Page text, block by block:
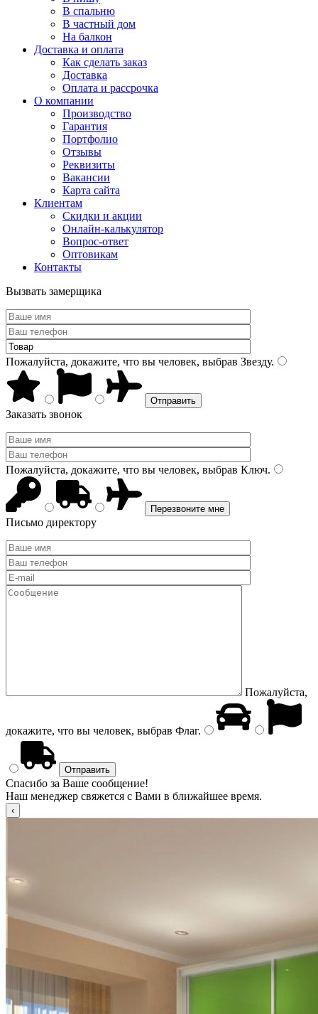
В спальню
В частный дом
На балкон
Доставка и оплата
Как сделать заказ
Доставка
Оплата и рассрочка
О компании
Производство
Гарантия
Портфолио
Отзывы
Реквизиты
Вакансии
Карта сайта
Клиентам
Скидки и акции
Онлайн-калькулятор
Вопрос-ответ
Оптовикам
Контакты
Вызвать замерщика
Пожалуйста, докажите, что вы человек, выбрав Звезду.
Заказать звонок
Пожалуйста, докажите, что вы человек, выбрав Ключ.
Письмо директору
Пожалуйста,
докажите, что вы человек, выбрав Флаг.
Спасибо за Ваше сообщение!
Наш менеджер свяжется с Вами в ближайшее время.